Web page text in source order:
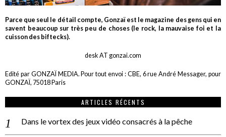
Parce que seul le détail compte, Gonzaï est le magazine des gens qui en
savent beaucoup sur très peu de choses (le rock, la mauvaise foi et la
cuisson des biftecks).
desk AT gonzai.com
Edité par GONZAÏ MEDIA. Pour tout envoi : CBE, 6 rue André Messager, pour
GONZAÏ, 75018 Paris
ARTICLES RÉCENTS
Dans le vortex des jeux vidéo consacrés à la pêche